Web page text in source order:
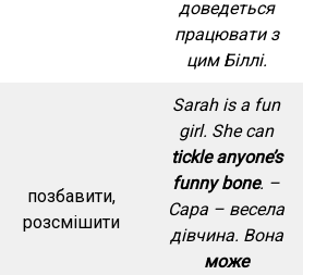
доведеться
працювати з
цим Біллі.
позбавити,
розсмішити
Sarah is a fun
girl. She can
tickle anyone’s
funny bone. –
Сара – весела
дівчина. Вона
може